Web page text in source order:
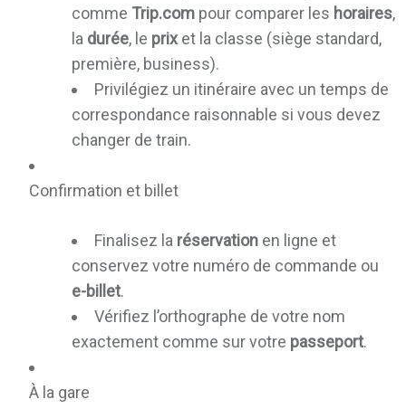
comme Trip.com pour comparer les horaires,
la durée, le prixet la classe (siège standard,
première, business).
Privilégiez un itinéraire avec un temps de
correspondance raisonnable si vous devez
changer de train.
Confirmation et billet
Finalisez la réservation en ligne et
conservez votre numéro de commande ou
e-billet.
Vérifiez l’orthographe de votre nom
exactement comme sur votre passeport.
À la gare